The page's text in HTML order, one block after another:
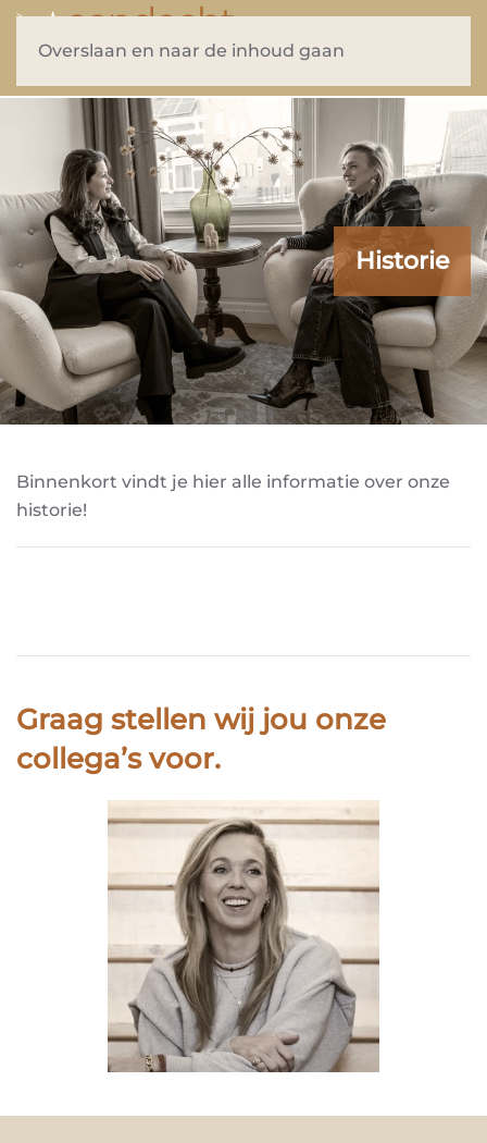
Overslaan en naar de inhoud gaan
Historie
Binnenkort vindt je hier alle informatie over onze
historie!
Graag stellen wij jou onze
collega’s voor.